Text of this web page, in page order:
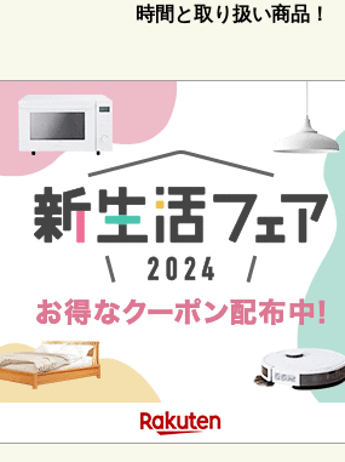
時間と取り扱い商品！